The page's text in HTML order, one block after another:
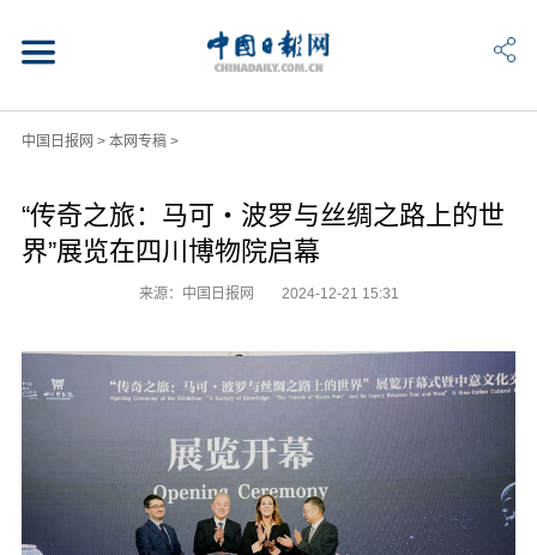
中国日报网 > 本网专稿>
“传奇之旅：马可・波罗与丝绸之路上的世
界”展览在四川博物院启幕
来源：中国日报网 2024-12-21 15:31